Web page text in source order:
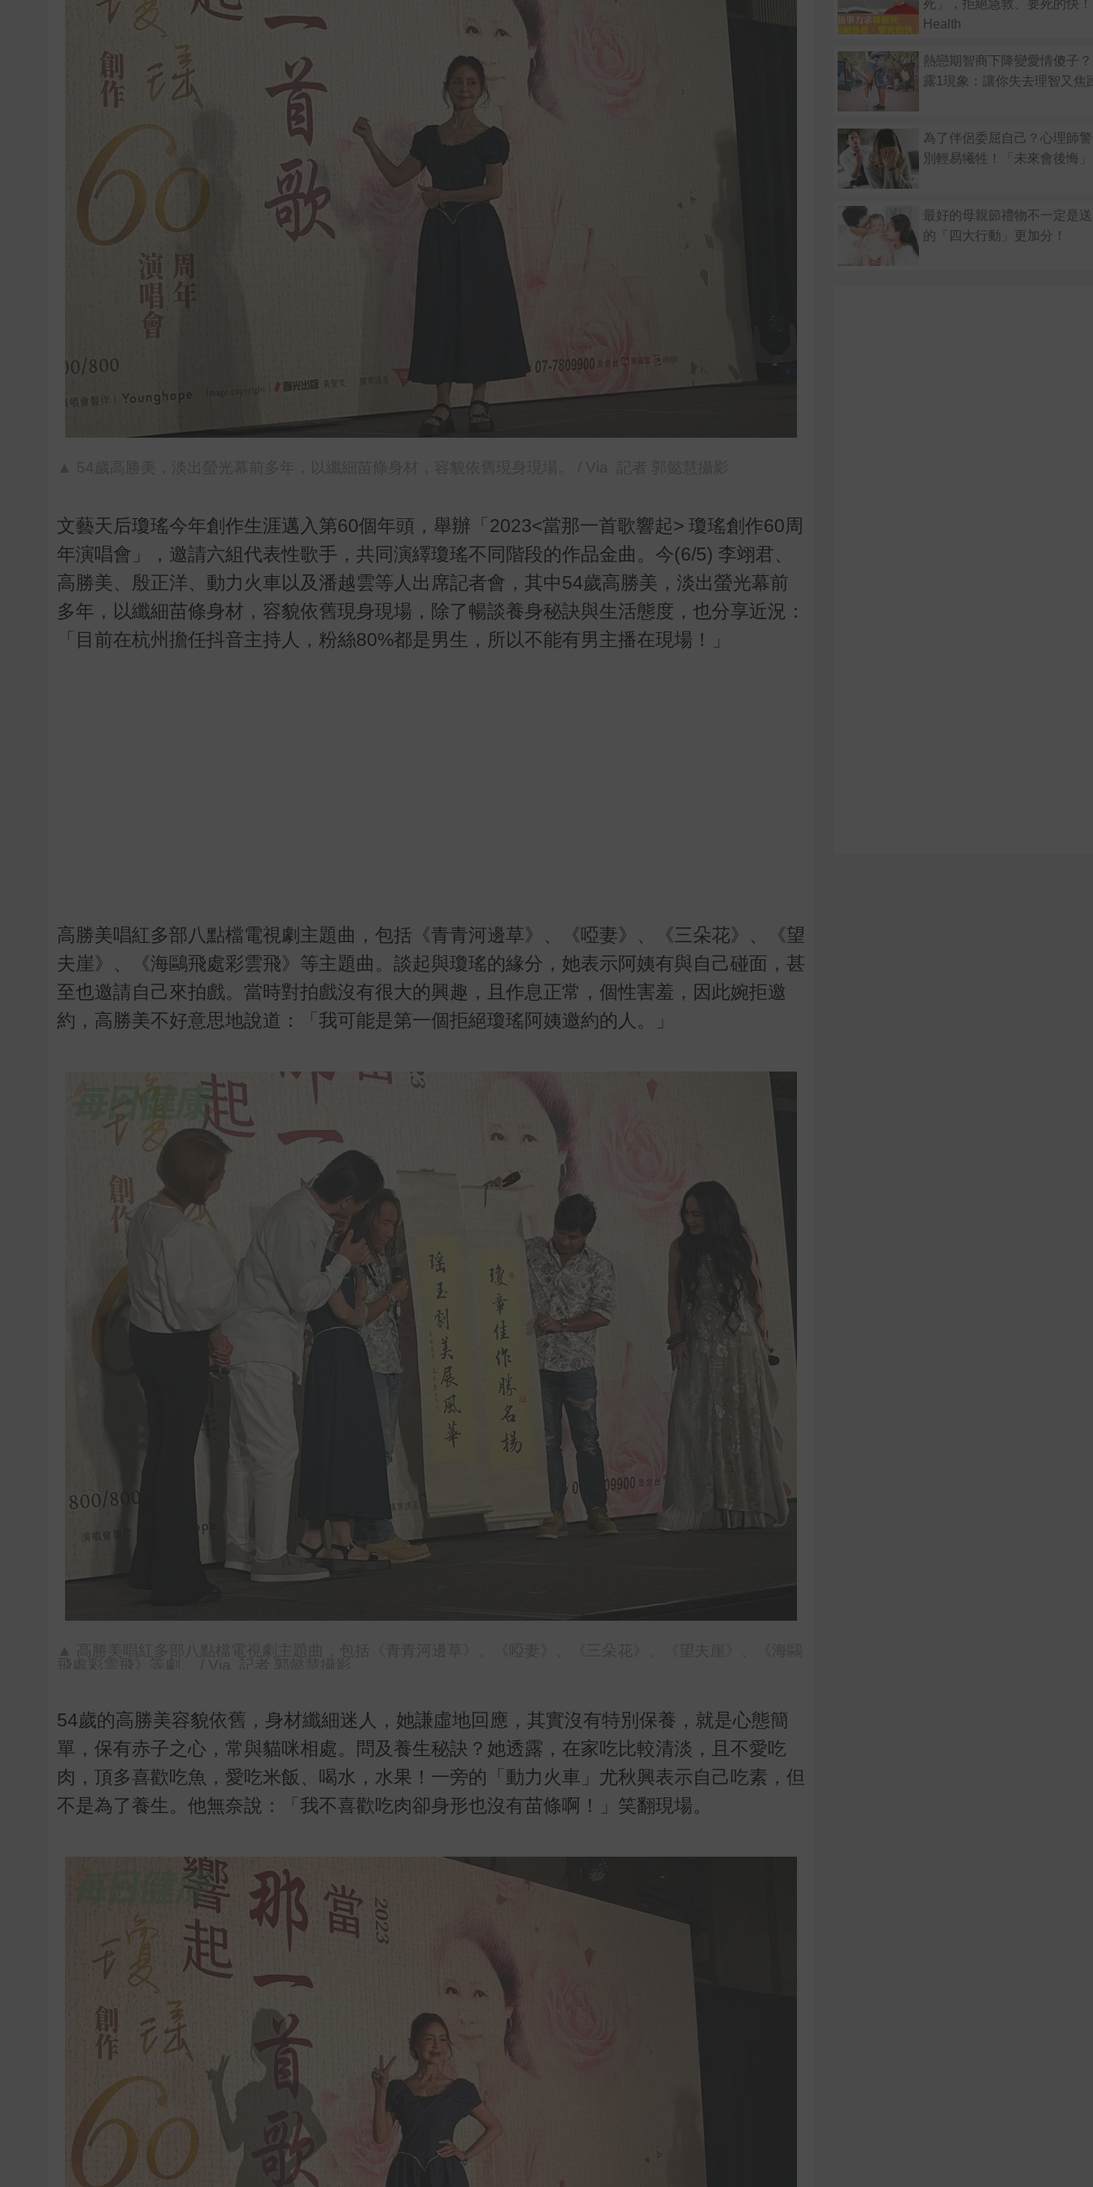
文藝天后瓊瑤今年創作生涯邁入第60個年頭，舉辦「 2023<當那一首歌響起> 瓊瑤創作60 周
年演唱會」，邀請六組代表性歌手，共同演繹瓊瑤不同階段的作品金曲。今(6/5) 李翊君、
高勝美、殷正洋、動力火車以及潘越雲等人出席記者會，其中54歲高勝美，淡出螢光幕前
多年，以纖細苗條身材，容貌依舊現身現場，除了暢談養身秘訣與生活態度，也分享近況：
「目前在杭州擔任抖音主持人，粉絲80%都是男生，所以不能有男主播在現場！」
高勝美唱紅多部八點檔電視劇主題曲，包括《青青河邊草》、《啞妻》、《三朵花》、《望
夫崖》、《海鷗飛處彩雲飛》等主題曲。談起與瓊瑤的緣分，她表示阿姨有與自己碰面，甚
至也邀請自己來拍戲。當時對拍戲沒有很大的興趣，且作息正常，個性害羞，因此婉拒邀
約，高勝美不好意思地說道：「我可能是第一個拒絕瓊瑤阿姨邀約的人。」
54歲的高勝美容貌依舊，身材纖細迷人，她謙虛地回應，其實沒有特別保養，就是心態簡
單，保有赤子之心，常與貓咪相處。問及養生秘訣？她透露，在家吃比較清淡，且不愛吃
肉，頂多喜歡吃魚，愛吃米飯、喝水，水果！一旁的「動力火車」尤秋興表示自己吃素，但
不是為了養生。他無奈說：「我不喜歡吃肉卻身形也沒有苗條啊！」笑翻現場。
死」，拒絕急救、要死的快
Health
熱戀期智商下降變愛情傻子
露1現象：讓你失去理智又焦
為了伴侶委屈自己？心理師
別輕易犧牲！「未來會後悔」
最好的母親節禮物不一定是
的「四大行動」更加分！